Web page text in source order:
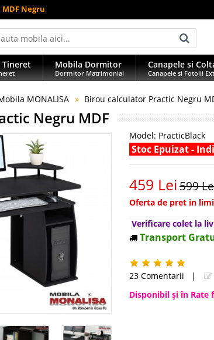
Negru
Tineret Mobila Dormitor
Dormitor Matrimonial
Canapele si
Canapele si Fotolii
MONALISA Birou calculator Practic Negru
Negru MDF
Model: PracticBlack
Stoc Epuizat -
459 Lei599
Oferta de pret in
Verificare colet la
Transport
23 Comentarii |
Disponibil şi în Rate